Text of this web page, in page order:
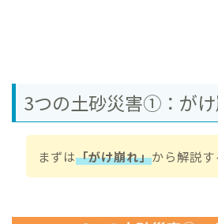
3つの土砂災害①：が
まずは「がけ崩れ」から解説す